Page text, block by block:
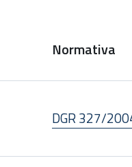
Normativa
DGR 327/